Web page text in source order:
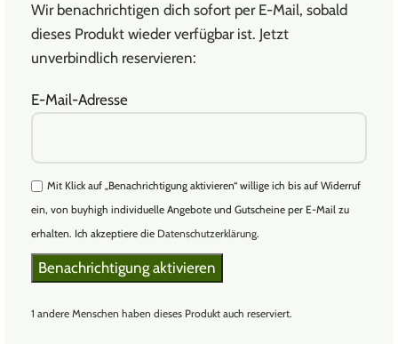
Wir benachrichtigen dich sofort per E-Mail, sobald
dieses Produkt wieder verfügbar ist. Jetzt
unverbindlich reservieren:
E-Mail-Adresse
Mit Klick auf „Benachrichtigung aktivieren“ willige ich bis auf Widerruf
ein, von buyhigh individuelle Angebote und Gutscheine per E-Mail zu
erhalten. Ich akzeptiere die Datenschutzerklärung.
1 andere Menschen haben dieses Produkt auch reserviert.